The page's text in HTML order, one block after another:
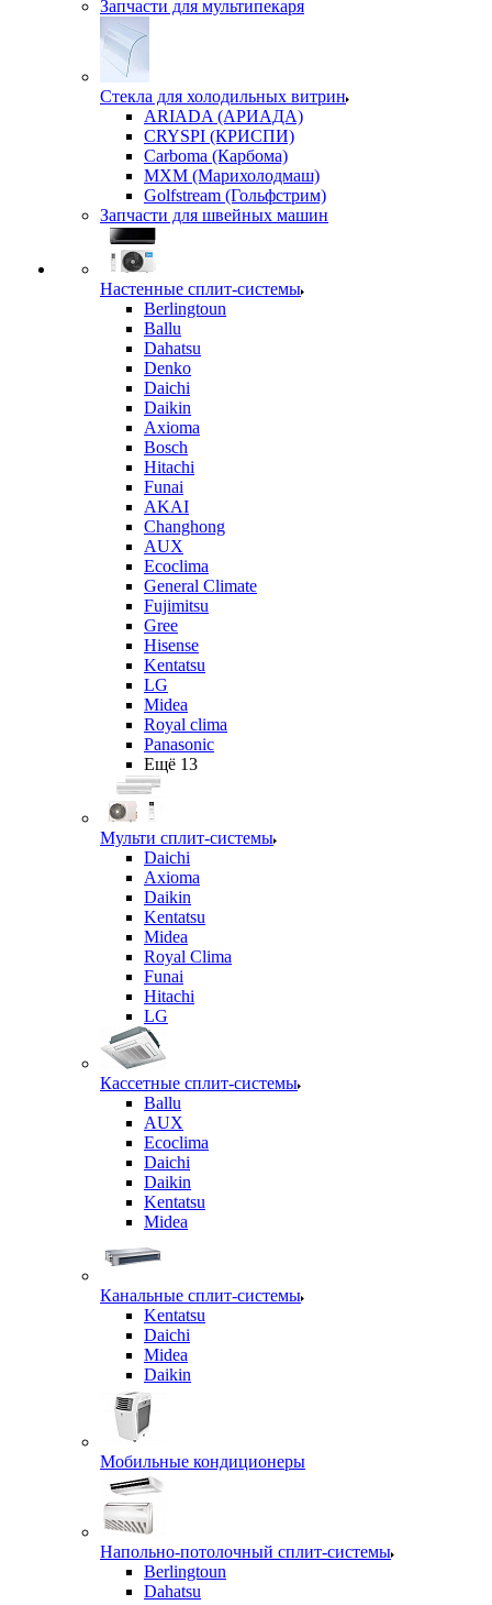
Запчасти для мультипекаря
Стекла для холодильных витрин
ARIADA (АРИАДА)
CRYSPI (КРИСПИ)
Carboma (Карбома)
MXM (Марихолодмаш)
Golfstream (Гольфстрим)
Запчасти для швейных машин
Настенные сплит-системы
Berlingtoun
Ballu
Dahatsu
Denko
Daichi
Daikin
Axioma
Bosch
Hitachi
Funai
AKAI
Changhong
AUX
Ecoclima
General Climate
Fujimitsu
Gree
Hisense
Kentatsu
LG
Midea
Royal clima
Panasonic
Ещё 13
Мульти сплит-системы
Daichi
Axioma
Daikin
Kentatsu
Midea
Royal Clima
Funai
Hitachi
LG
Кассетные сплит-системы
Ballu
AUX
Ecoclima
Daichi
Daikin
Kentatsu
Midea
Канальные сплит-системы
Kentatsu
Daichi
Midea
Daikin
Мобильные кондиционеры
Напольно-потолочный сплит-системы
Berlingtoun
Dahatsu